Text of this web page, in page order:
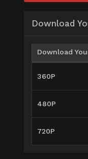
Download
Download
360P
480P
720P